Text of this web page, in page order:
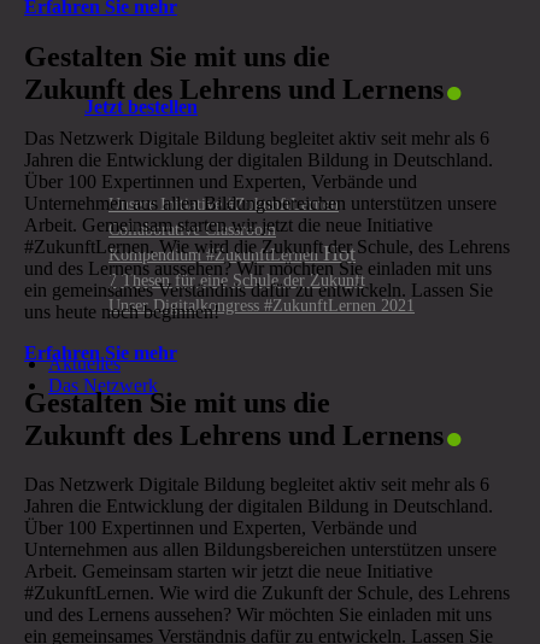
Jetzt bestellen
Unsere Initiative #ZukunftLernen
Collaborative Classroom
Kompendium #ZukunftLernen
7 Thesen für eine Schule der Zukunft
Unser Digitalkongress #ZukunftLernen 2021
Aktuelles
Das Netzwerk
Erfahren Sie mehr
Gestalten Sie mit uns die
Zukunft des Lehrens und Lernens.
Das Netzwerk Digitale Bildung begleitet aktiv seit mehr als 6
Jahren die Entwicklung der digitalen Bildung in Deutschland.
Über 100 Expertinnen und Experten, Verbände und
Unternehmen aus allen Bildungsbereichen unterstützen unsere
Arbeit. Gemeinsam starten wir jetzt die neue Initiative
#ZukunftLernen. Wie wird die Zukunft der Schule, des Lehrens
und des Lernens aussehen? Wir möchten Sie einladen mit uns
ein gemeinsames Verständnis dafür zu entwickeln. Lassen Sie
uns heute noch beginnen!
Erfahren Sie mehr
Gestalten Sie mit uns die
Zukunft des Lehrens und Lernens.
Das Netzwerk Digitale Bildung begleitet aktiv seit mehr als 6
Jahren die Entwicklung der digitalen Bildung in Deutschland.
Über 100 Expertinnen und Experten, Verbände und
Unternehmen aus allen Bildungsbereichen unterstützen unsere
Arbeit. Gemeinsam starten wir jetzt die neue Initiative
#ZukunftLernen. Wie wird die Zukunft der Schule, des Lehrens
und des Lernens aussehen? Wir möchten Sie einladen mit uns
ein gemeinsames Verständnis dafür zu entwickeln. Lassen Sie